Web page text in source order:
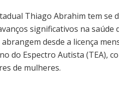
Thiago Abrahim tem se
significativos na saúde
desde a licença
do Espectro Autista (TEA),
de mulheres.